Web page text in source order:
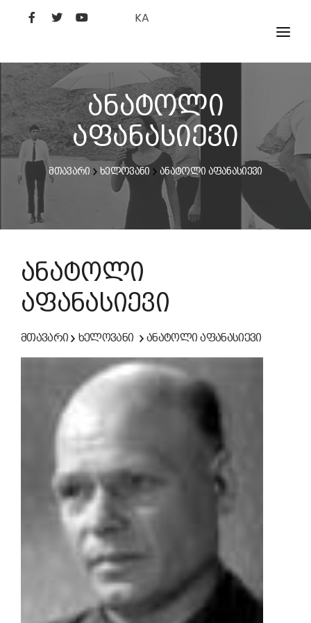
KA
ᲤᲘᲚᲛᲔᲑᲘ
ᲮᲔᲚᲝᲕᲐᲜᲘ
ᲙᲘᲜᲝᲡᲢᲣᲓᲘᲐ
ᲙᲘᲜᲝᲐᲙᲐᲓᲔᲛᲘᲐ
ანატოლი
აფანასიევი
მთავარი ხელოვანი ანატოლი აფანასიევი
ანატოლი
აფანასიევი
მთავარი ხელოვანი ანატოლი აფანასიევი